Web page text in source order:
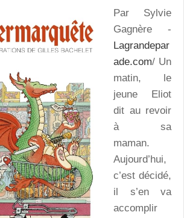
Par Sylvie
Gagnère -
Lagrandepar
ade.com/ Un
matin, le
jeune Eliot
dit au revoir
à sa
maman.
Aujourd’hui,
c’est décidé,
il s’en va
accomplir